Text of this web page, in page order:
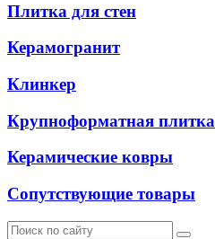
Плитка для стен
Керамогранит
Клинкер
Крупноформатная плитка
Керамические ковры
Сопутствующие товары